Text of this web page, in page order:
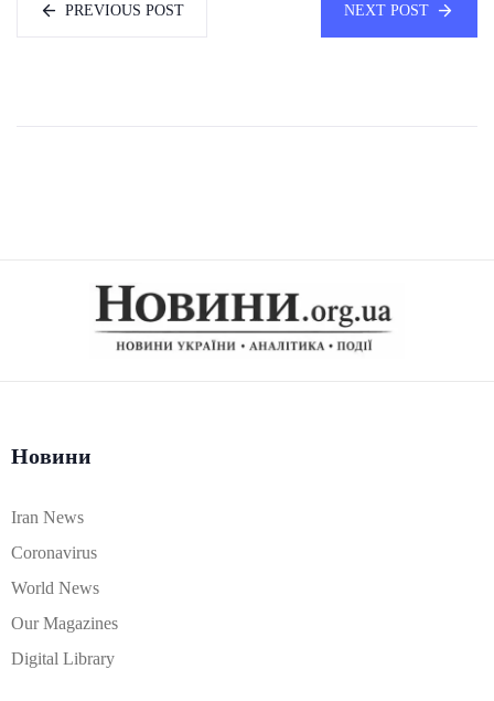
PREVIOUS POST NEXT POST
Новини
Iran News
Coronavirus
World News
Our Magazines
Digital Library